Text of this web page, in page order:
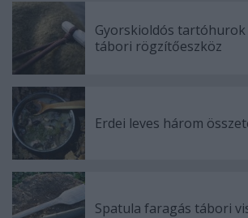
Gyorskioldós tartóhurok
tábori rögzítőeszköz
Erdei leves három
Spatula faragás tábori